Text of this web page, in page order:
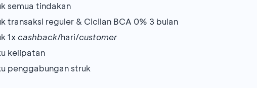
semua tindakan
transaksi reguler & Cicilan BCA 0% 3 bulan
1x cashback/hari/customer
kelipatan
penggabungan struk